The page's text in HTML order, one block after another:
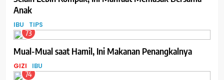
Anak
IBU TIPS
73
Mual-Mual saat Hamil, Ini Makanan Penangkalnya
GIZI IBU
74